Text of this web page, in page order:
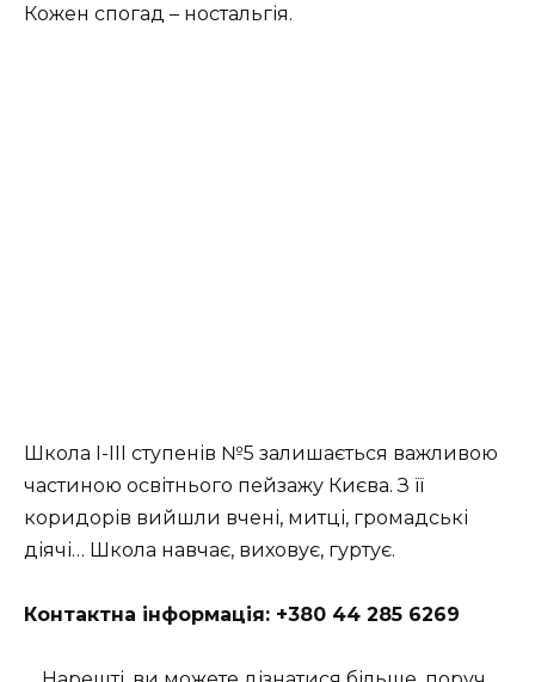
Кожен спогад – ностальгія.
Школа I-III ступенів №5 залишається важливою
частиною освітнього пейзажу Києва. З її
коридорів вийшли вчені, митці, громадські
діячі… Школа навчає, виховує, гуртує.
Контактна інформація: +380 44 285 6269